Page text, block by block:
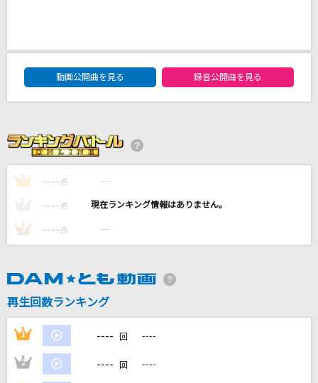
[生音]アジアの純真
高橋洋子
[生音]ソングオブザデッド
Philosophyz
Vaundy
DAM★ともボーカルエントリーランキング
動画公開曲を見る
録音公開曲を見る
1 ---- 点 ----
---- 点 ----
3 ---- 点 ----
再生回数ランキング
1 ---- 回 ----
2 ---- 回 ----